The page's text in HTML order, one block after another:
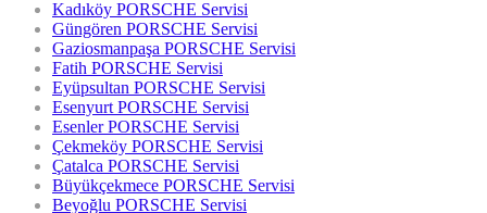
Kadıköy PORSCHE Servisi
Güngören PORSCHE Servisi
Gaziosmanpaşa PORSCHE Servisi
Fatih PORSCHE Servisi
Eyüpsultan PORSCHE Servisi
Esenyurt PORSCHE Servisi
Esenler PORSCHE Servisi
Çekmeköy PORSCHE Servisi
Çatalca PORSCHE Servisi
Büyükçekmece PORSCHE Servisi
Beyoğlu PORSCHE Servisi